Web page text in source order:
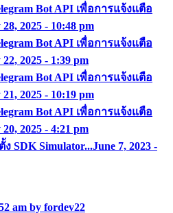
Bot API เพื่อการแจ้งแตือ
2025 - 10:48 pm
Bot API เพื่อการแจ้งแตือ
2025 - 1:39 pm
Bot API เพื่อการแจ้งแตือ
2025 - 10:19 pm
Bot API เพื่อการแจ้งแตือ
2025 - 4:21 pm
SDK Simulator...June 7, 2023 -
am by fordev22